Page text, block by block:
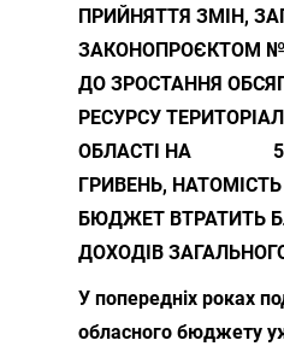
ПРИЙНЯТТЯ ЗМІН,
ЗАКОНОПРОЄКТОМ №
ДО ЗРОСТАННЯ
РЕСУРСУ
ОБЛАСТІ НА
ГРИВЕНЬ,
БЮДЖЕТ ВТРАТИТЬ
ДОХОДІВ
У попередніх роках
обласного бюджету